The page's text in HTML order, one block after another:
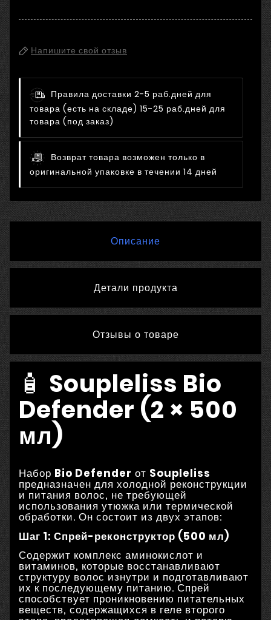
Напишите свой отзыв
Правила доставки 2-5 раб.дней для
товара (есть на складе) 15-25 раб.дней для
товара (под заказ)
Возврат товара возможен только в
оригинальной упаковке в течении 14 дней
Описание
Детали продукта
Отзывы о товаре
🧴 Soupleliss Bio
Defender (2 × 500
мл)
Набор Bio Defender от Soupleliss
предназначен для холодной реконструкции
и питания волос, не требующей
использования утюжка или термической
обработки. Он состоит из двух этапов:
Шаг 1: Спрей-реконструктор (500 мл)
Содержит комплекс аминокислот и
витаминов, которые восстанавливают
структуру волос изнутри и подготавливают
их к последующему питанию. Спрей
способствует проникновению питательных
веществ, содержащихся в геле второго